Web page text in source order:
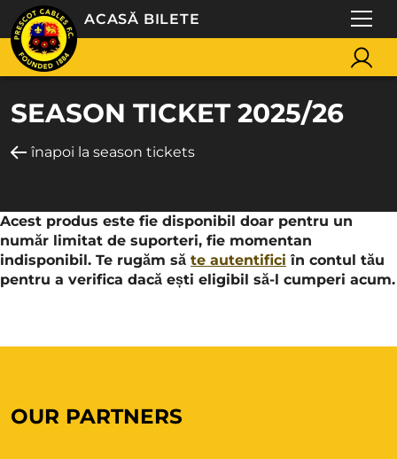
ACASĂ BILETE
SEASON TICKET 2025/26
înapoi la season tickets
Acest produs este fie disponibil doar pentru un
număr limitat de suporteri, fie momentan
indisponibil. Te rugăm să te autentifici în contul tău
pentru a verifica dacă ești eligibil să-l cumperi acum.
OUR PARTNERS